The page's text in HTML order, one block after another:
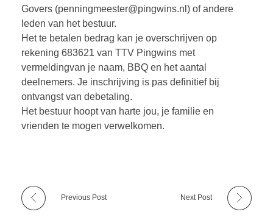
Govers (penningmeester@pingwins.nl) of andere
leden van het bestuur.
Het te betalen bedrag kan je overschrijven op
rekening 683621 van TTV Pingwins met
vermeldingvan je naam, BBQ en het aantal
deelnemers. Je inschrijving is pas definitief bij
ontvangst van debetaling.
Het bestuur hoopt van harte jou, je familie en
vrienden te mogen verwelkomen.
Previous Post Next Post